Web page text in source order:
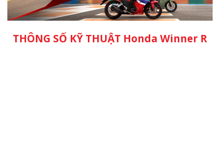
THÔNG SỐ KỸ THUẬT Honda Winner R